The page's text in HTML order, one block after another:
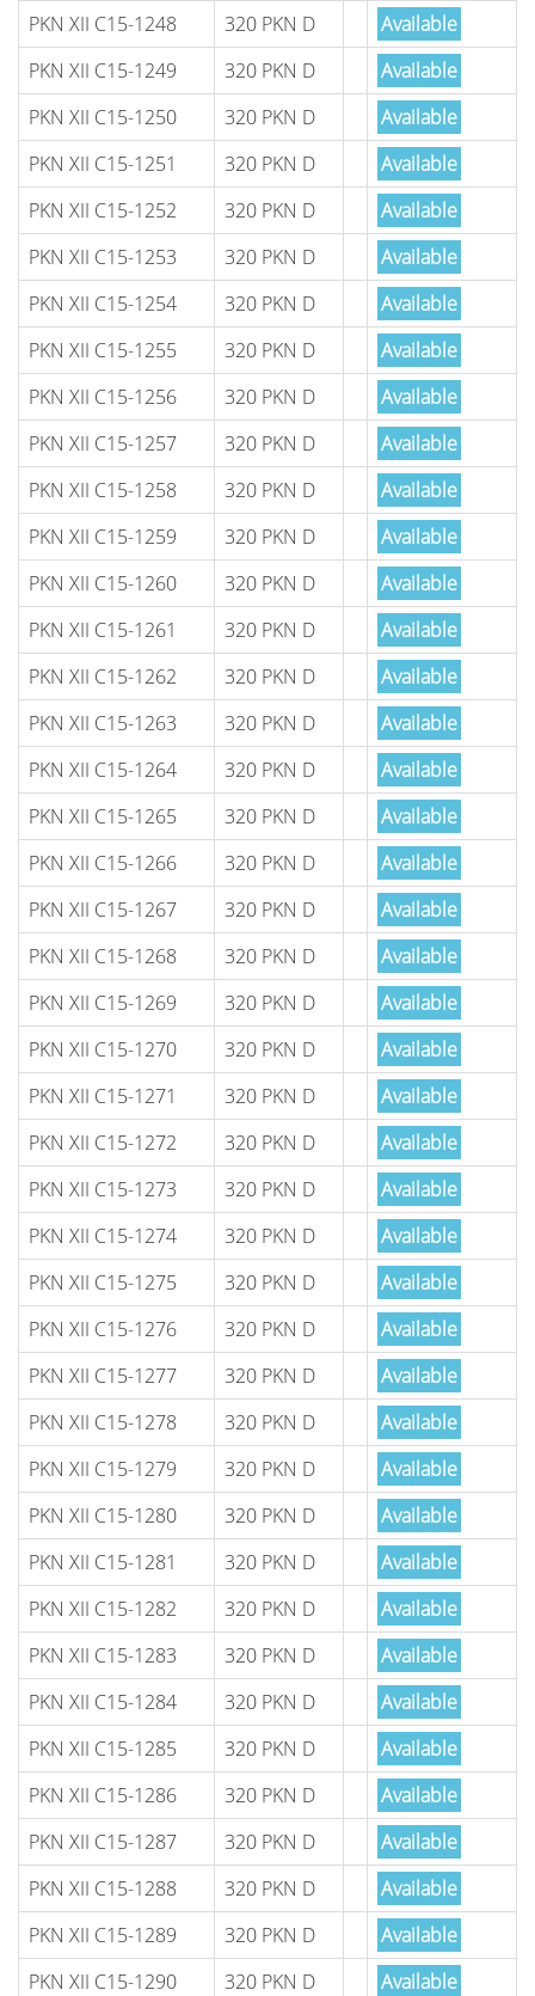
PKN XII C15-1248 320 PKN D
Available
PKN XII C15-1249
320 PKN D
Available
PKN XII C15-1250
320 PKN D
Available
PKN XII C15-1251
320 PKN D
Available
PKN XII C15-1252
320 PKN D
Available
PKN XII C15-1253
320 PKN D
Available
PKN XII C15-1254
320 PKN D
Available
PKN XII C15-1255
320 PKN D
Available
PKN XII C15-1256
320 PKN D
Available
PKN XII C15-1257
320 PKN D
Available
PKN XII C15-1258
320 PKN D
Available
PKN XII C15-1259
320 PKN D
Available
PKN XII C15-1260
320 PKN D
Available
PKN XII C15-1261
320 PKN D
Available
PKN XII C15-1262
320 PKN D
Available
PKN XII C15-1263
320 PKN D
Available
PKN XII C15-1264
320 PKN D
Available
PKN XII C15-1265
320 PKN D
Available
PKN XII C15-1266
320 PKN D
Available
PKN XII C15-1267
320 PKN D
Available
PKN XII C15-1268
320 PKN D
Available
PKN XII C15-1269
320 PKN D
Available
PKN XII C15-1270
320 PKN D
Available
PKN XII C15-1271
320 PKN D
Available
PKN XII C15-1272
320 PKN D
Available
PKN XII C15-1273
320 PKN D
Available
PKN XII C15-1274
320 PKN D
Available
PKN XII C15-1275
320 PKN D
Available
PKN XII C15-1276
320 PKN D
Available
PKN XII C15-1277
320 PKN D
Available
PKN XII C15-1278
320 PKN D
Available
PKN XII C15-1279
320 PKN D
Available
PKN XII C15-1280
320 PKN D
Available
PKN XII C15-1281
320 PKN D
Available
PKN XII C15-1282
320 PKN D
Available
PKN XII C15-1283
320 PKN D
Available
PKN XII C15-1284
320 PKN D
Available
PKN XII C15-1285
320 PKN D
Available
PKN XII C15-1286
320 PKN D
Available
PKN XII C15-1287
320 PKN D
Available
PKN XII C15-1288
320 PKN D
Available
PKN XII C15-1289
320 PKN D
Available
PKN XII C15-1290
320 PKN D
Available